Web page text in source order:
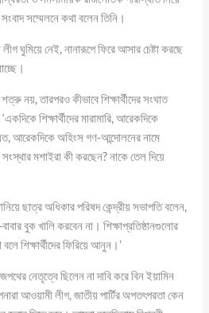
সংবাদ সম্মেলনে কথা বলেন তিনি।
ঘুমিয়ে নেই, নানারূপে ফিরে আসার চেষ্টা করছে
নয়, তারপরও কীভাবে শিক্ষার্থীদের সংঘাত
শিক্ষার্থীদের মারামারি, আরেকদিকে
আরেকদিকে অহিংস গণ-আন্দোলনের নামে
মশাইরা কী করছেন? নাকে তেল দিয়ে
ছাত্র অধিকার পরিষদ কেন্দ্রীয় সভাপতি বলেন,
বুক খালি করবেন না। শিক্ষাপ্রতিষ্ঠানগুলোর
শিক্ষার্থীদের ফিরিয়ে আনুন।’
নেতৃত্বে ছিলেন না দাবি করে বিন ইয়ামিন
আওয়ামী লীগ, জাতীয় পার্টির অপতৎপরতা কেন